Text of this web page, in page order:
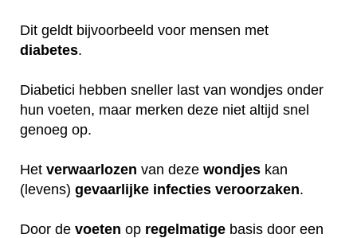
Dit geldt bijvoorbeeld voor mensen met
diabetes.
Diabetici hebben sneller last van wondjes onder
hun voeten, maar merken deze niet altijd snel
genoeg op.
Het verwaarlozen van deze wondjes kan
(levens) gevaarlijke infecties veroorzaken.
Door de voeten op regelmatige basis door een